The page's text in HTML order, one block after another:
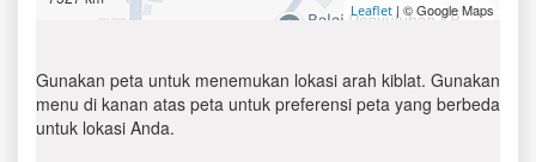
Leaflet | © Google Maps
Gunakan peta untuk menemukan lokasi arah kiblat. Gunakan
menu di kanan atas peta untuk preferensi peta yang berbeda
untuk lokasi Anda.